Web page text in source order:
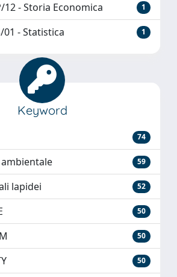
12 - Storia Economica 1
01 - Statistica 1
Keyword
74
59
lapidei 52
50
50
50